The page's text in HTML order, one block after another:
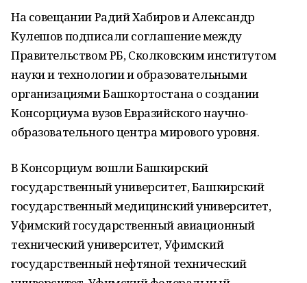
На совещании Радий Хабиров и Александр
Кулешов подписали соглашение между
Правительством РБ, Сколковским институтом
науки и технологии и образовательными
организациями Башкортостана о создании
Консорциума вузов Евразийского научно-
образовательного центра мирового уровня.
В Консорциум вошли Башкирский
государственный университет, Башкирский
государственный медицинский университет,
Уфимский государственный авиационный
технический университет, Уфимский
государственный нефтяной технический